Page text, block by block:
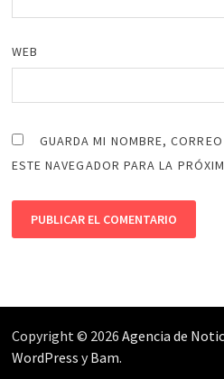
WEB
GUARDA MI NOMBRE,
ESTE NAVEGADOR PARA LA
Copyright © 2026 Agencia de
WordPress yBam.